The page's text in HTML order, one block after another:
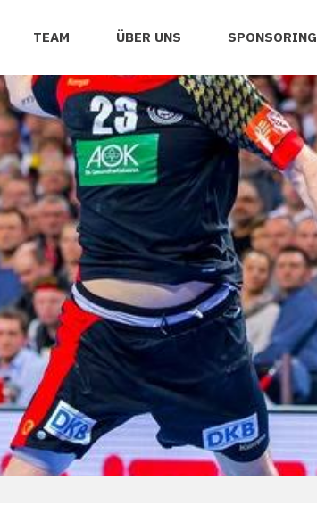
TEAM ÜBER UNS SPONSORING